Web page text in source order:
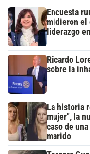
Encuesta
midieron el
liderazgo
Ricardo
sobre la
La historia
mujer", la
caso de
marido